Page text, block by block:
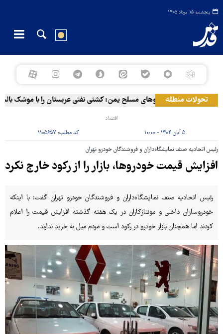
پنجشنبه ۱۵ مرداد ۱۴۰۵
تحولات منطقه
سخنگوی نیروهای مسلح یمن: کشتی نفتی عربستان را با موشک
اقتصاد
۵ آبان ۱۴۰۴ - ۱۰:۰۰ کد مطلب:۱۱۰۵۶۵۷
رئیس اتحادیه صنف نمایشگاه‌داران و فروشندگان خودرو تهران
افزایش قیمت خودروها، بازار را از رکود خارج نکرد
رئیس اتحادیه صنف نمایشگاه‌داران و فروشندگان خودرو تهران گفت: با اینکه
خودروسازان داخلی و مونتاژکاران در یک هفته گذشته افزایش قیمت را اعلام
کردند اما همچنان بازار خودرو در رکود است و مردم میل به خرید ندارند.